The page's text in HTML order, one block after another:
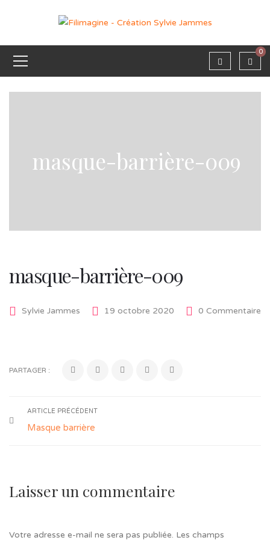
0
masque-barrière-009
masque-barrière-009
Sylvie Jammes 19 octobre 2020 0 Commentaire
PARTAGER :
ARTICLE PRÉCÉDENT
Masque barrière
Laisser un commentaire
Votre adresse e-mail ne sera pas publiée. Les champs